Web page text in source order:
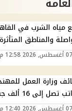
والمناطق
وزارة العمل
إلى 16 ألف جنيه في 9 محافظات